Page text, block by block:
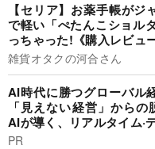
【セリア】お薬手帳が
で軽い「ぺたんこショル
っちゃった!《購入レビュ
雑貨オタクの河合さん
AI時代に勝つグローバル
「見えない経営」から
AIが導く、リアルタイム·
PR